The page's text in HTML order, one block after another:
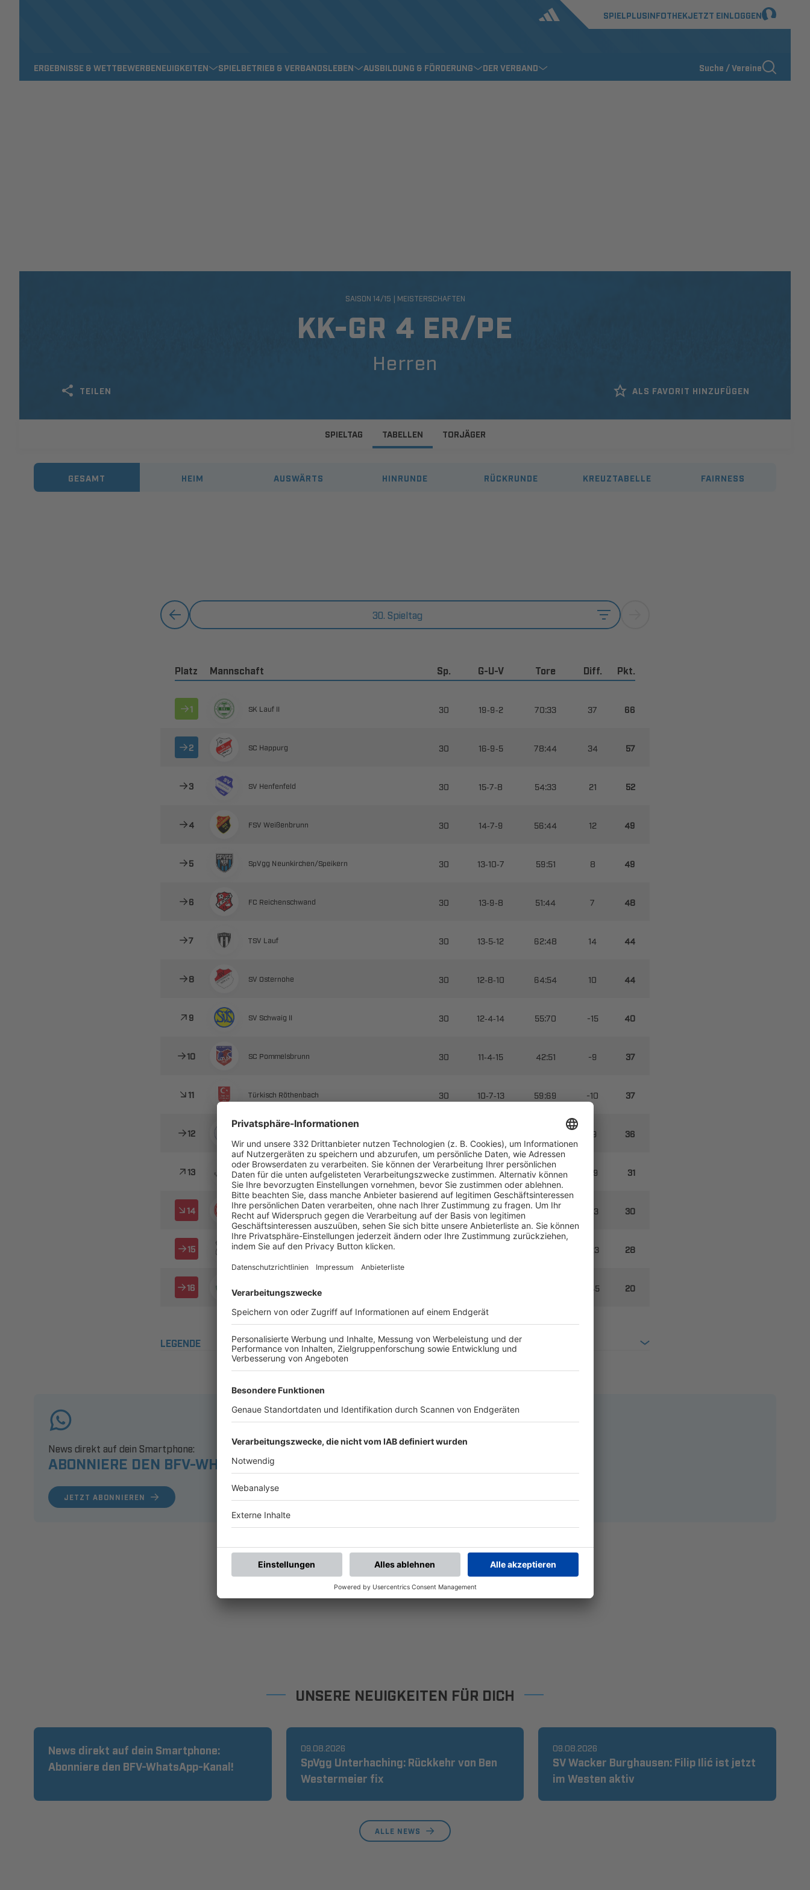
SPIELPLUSINFOTHEKJETZT EINLOGGEN
ERGEBNISSE & WETTBEWERBENEUIGKEITEN SPIELBETRIEB & VERBANDSLEBEN AUSBILDUNG & FÖRDERUNG DER VERBAND Suche / Vereine
KK-GR 4 ER/PE
Herren
SAISON 14/15 | MEISTERSCHAFTEN
TEILEN ALS FAVORIT HINZUFÜGEN
SPIELTAG TABELLEN TORJÄGER
GESAMT HEIM AUSWÄRTS HINRUNDE RÜCKRUNDE KREUZTABELLE FAIRNESS
30. Spieltag
Platz Mannschaft Sp. G-U-V Tore Diff. Pkt.
     --   
    --   
    --   
    --   
  ​  --   
    --   
    --   
    --   
     --  ​ 
    --  ​ 
    --  ​ 
 ​ 
    --  ​ 
  ​   --  ​ 
  ​ ​ 
   ​ 
LEGENDE
ABONNIERE DEN BFV-WHATSAPP-KANAL!
News direkt auf dein Smartphone:
JETZT ABONNIEREN
UNSERE NEUIGKEITEN FÜR DICH
News direkt auf dein Smartphone:
Abonniere den BFV-WhatsApp-Kanal!
09.08.2026
SpVgg Unterhaching: Rückkehr von Ben
Westermeier fix
09.08.2026
SV Wacker Burghausen: Filip Ilić ist jetzt
im Westen aktiv
ALLE NEWS